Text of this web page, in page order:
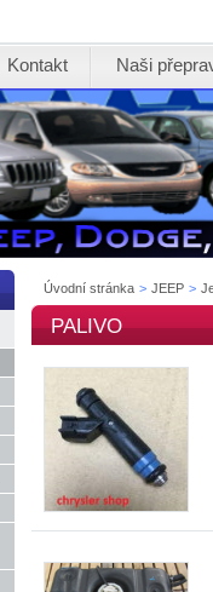
Kontakt Naši
Úvodní stránka > JEEP >
PALIVO